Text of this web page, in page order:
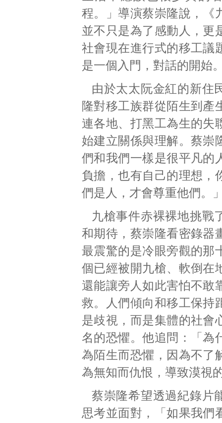
程。」導演蔡崇隆說，《
並不只是為了感動人，更
社會現在進行式的移工議
是一個入門，對話的開始
由於太太阮金紅的新住
隆對移工族群從陌生到產
連各地、打黑工為生的失
始建立關係與理解。蔡崇
們和我們一樣是很平凡的
負擔，也有自己的理想，
們是人，才會尊重他們。
九槍事件赤裸裸地挑戰
和期待，蔡崇隆看密錄器
最震驚的是冷眼旁觀的那
個已經被開九槍、軟倒在
還能讓旁人如此害怕不敢
救。人們傾向和移工保持
是歧視，而是集體的社會
名的恐懼。他追問：「為
為陌生而恐懼，因為不了
為無知而仇恨，導致漠視
蔡崇隆希望透過紀錄片
思考並面對，「如果我們